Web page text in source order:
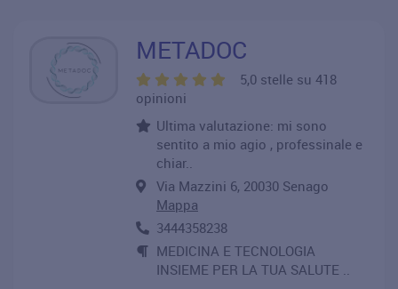
METADOC
5,0 stelle su 418
opinioni
Ultima valutazione: mi sono
sentito a mio agio , professinale e
chiar..
Via Mazzini 6, 20030 Senago
Mappa
3444358238
MEDICINA E TECNOLOGIA
INSIEME PER LA TUA SALUTE ..